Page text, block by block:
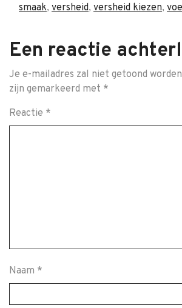
smaak, versheid, versheid kiezen,
Een reactie
Je e-mailadres zal niet getoond
zijn gemarkeerd met *
Reactie *
Naam *